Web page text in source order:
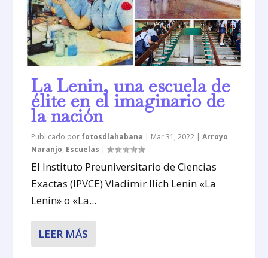
La Lenin, una escuela de
élite en el imaginario de
la nación
Publicado por fotosdlahabana | Mar 31, 2022 |Arroyo
Naranjo, Escuelas |
El Instituto Preuniversitario de Ciencias
Exactas (IPVCE) Vladimir Ilich Lenin «La
Lenin» o «La...
LEER MÁS